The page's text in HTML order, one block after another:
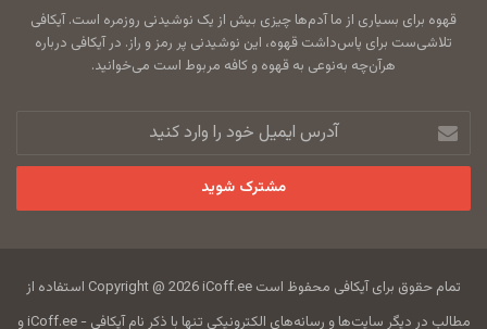
قهوه برای بسیاری از ما آدم‌ها چیزی بیش از یک نوشیدنی روزمره است. آیکافی
تلاشی‌ست برای پاس‌داشت قهوه، این نوشیدنی پر رمز و راز. در آیکافی درباره
هرآن‌چه به‌نوعی به قهوه و کافه مربوط است می‌خوانید.
آدرس
ایمیل
خود
وارد
تمام حقوق برای آیکافی محفوظ است Copyright @ 2026 iCoff.ee استفاده از
مطالب در دیگر سایت‌ها و رسانه‌های الکترونیکی تنها با ذکر نام آیکافی - iCoff.ee و